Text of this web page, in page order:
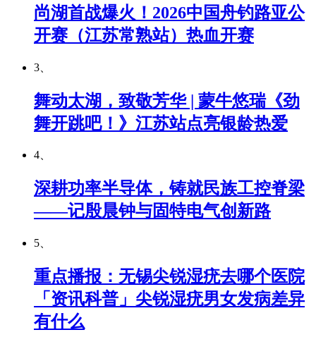
尚湖首战爆火！2026中国舟钓路亚公
开赛（江苏常熟站）热血开赛
3、
舞动太湖，致敬芳华 | 蒙牛悠瑞《劲
舞开跳吧！》江苏站点亮银龄热爱
4、
深耕功率半导体，铸就民族工控脊梁
——记殷晨钟与固特电气创新路
5、
重点播报：无锡尖锐湿疣去哪个医院
「资讯科普」尖锐湿疣男女发病差异
有什么